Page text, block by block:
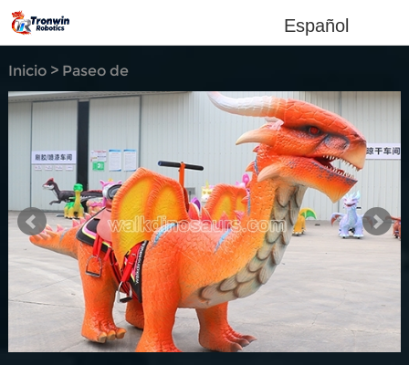
Español
Inicio> Paseo de
dinosaurio